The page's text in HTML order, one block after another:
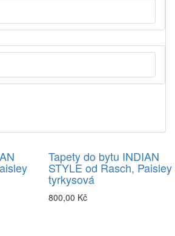
Tapety do bytu INDIAN
STYLE od Rasch, Paisley
tyrkysová
800,00 Kč